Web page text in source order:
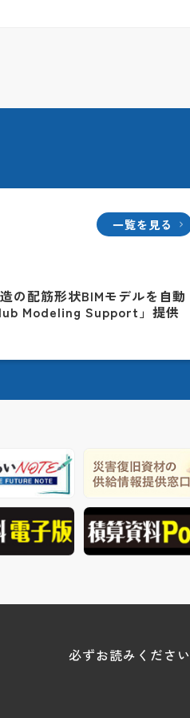
一覧を見る
の配筋形状BIMモデルを自動
Modeling Support」提供
必ずお読みください